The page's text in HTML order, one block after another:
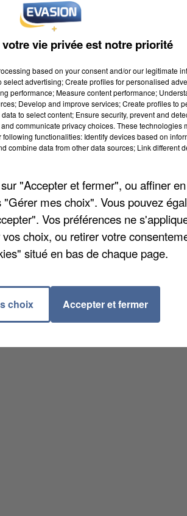
vie privée est notre priorité
based on your consent and/or our legitimate
advertising; Create profiles for personalised
performance; Measure content performance;
Develop and improve services; Create profiles to
to select content; Ensure security, prevent and
communicate privacy choices. These technologies
functionalities: Identify devices based on
combine data from other data sources; Link different
"Accepter et fermer", ou affiner
mes choix". Vous pouvez
Vos préférences ne
choix, ou retirer votre
situé en bas de chaque page.
choix Accepter et fermer